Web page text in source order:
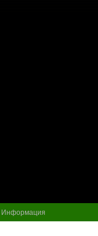
Информация